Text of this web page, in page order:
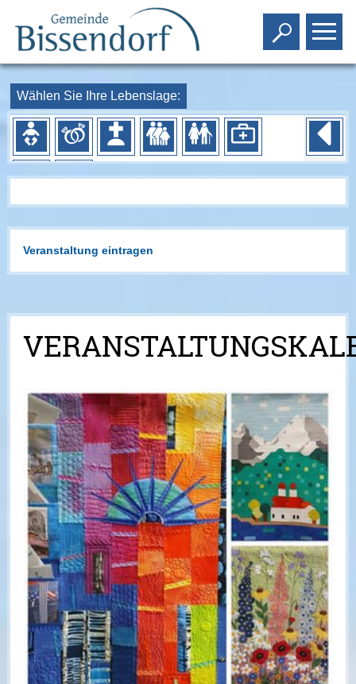
Toggle
Wählen Sie Ihre Lebenslage:
Veranstaltung eintragen